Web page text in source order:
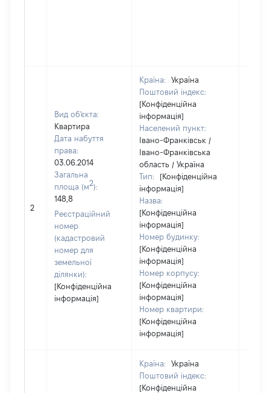
2
Вид об'єкта:
Квартира
Дата набуття
права:
03.06.2014
Загальна
площа (м2):
148,8
Реєстраційний
номер
(кадастровий
номер для
земельної
ділянки):
[Конфіденційна
інформація]
Країна:
Україна
Поштовий індекс:
[Конфіденційна
інформація]
Населений пункт:
Івано-Франківськ /
Івано-Франківська
область / Україна
Тип:
[Конфіденційна
інформація]
Назва:
[Конфіденційна
інформація]
Номер будинку:
[Конфіденційна
інформація]
Номер корпусу:
[Конфіденційна
інформація]
Номер квартири:
[Конфіденційна
інформація]
Країна:
Україна
Поштовий індекс:
[Конфіденційна